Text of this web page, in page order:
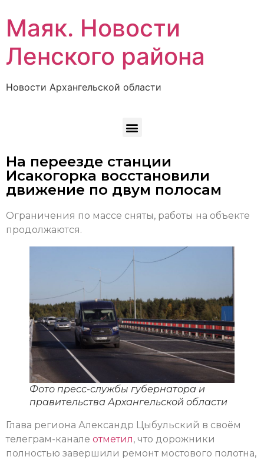
Маяк. Новости
Ленского района
Новости Архангельской области
На переезде станции
Исакогорка восстановили
движение по двум полосам
Ограничения по массе сняты, работы на объекте
продолжаются.
Фото пресс-службы губернатора и
правительства Архангельской области
Глава региона Александр Цыбульский в своём
телеграм-канале отметил, что дорожники
полностью завершили ремонт мостового полотна,